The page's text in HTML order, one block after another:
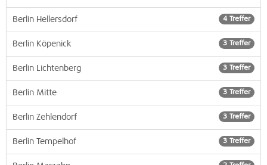
4 Treffer
Berlin Hellersdorf
3 Treffer
Berlin Köpenick
3 Treffer
Berlin Lichtenberg
3 Treffer
Berlin Mitte
3 Treffer
Berlin Zehlendorf
3 Treffer
Berlin Tempelhof